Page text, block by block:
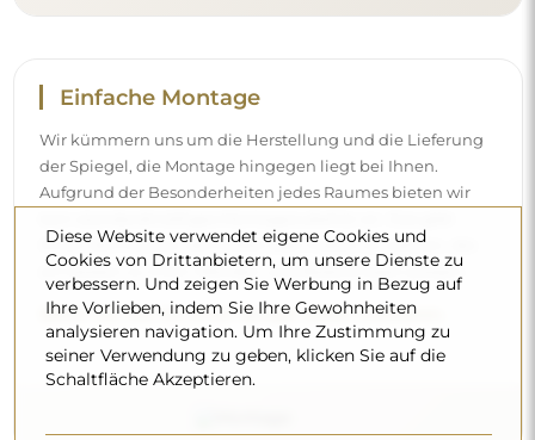
Für einen optimalen Glanz genügen ein Mikrofasertuch
Reinigungsmittel entscheiden, achten Sie darauf, dass sie
einen neutralen pH-Wert (etwa 7) haben. Vermeiden Sie
scharfe Reinigungsmittel mit Essig, Ammoniak oder
starken Säuren – so behält der Spiegel sein schönes
Spiegelbild über viele Jahre.
Möchten Sie mehr erfahren?
Entdecken Sie weitere Tipps in unserem Blog.
Diese Website verwendet eigene Cookies und
Cookies von Drittanbietern, um unsere Dienste zu
verbessern. Und zeigen Sie Werbung in Bezug auf
Ihre Vorlieben, indem Sie Ihre Gewohnheiten
analysieren navigation. Um Ihre Zustimmung zu
seiner Verwendung zu geben, klicken Sie auf die
Schaltfläche Akzeptieren.